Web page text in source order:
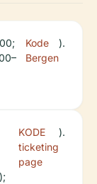
Kode
Bergen
).
KODE
ticketing
page
).